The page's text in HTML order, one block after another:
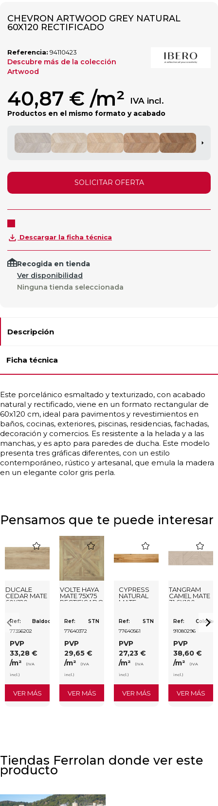
CHEVRON ARTWOOD GREY NATURAL
60X120 RECTIFICADO
Referencia: 94110423
Descubre más de la colección
Artwood
40,87 € /m² IVA incl.
Productos en el mismo formato y acabado
SOLICITAR OFERTA
Descargar la ficha técnica
Recogida en tienda
Ver disponibilidad
Ninguna tienda seleccionada
Descripción
Ficha técnica
Este porcelánico esmaltado y texturizado, con acabado
natural y rectificado, viene en un formato rectangular de
60x120 cm, ideal para pavimentos y revestimientos en
baños, cocinas, exteriores, piscinas, residencias, fachadas,
decoración y comercios. Es resistente a la helada y a las
manchas, y es apto para paredes de ducha. Este modelo
presenta tres gráficas diferentes, con un estilo
contemporáneo, rústico y artesanal, que emula la madera
en un elegante color gris perla.
Pensamos que te puede interesar
DUCALE
CEDAR MATE
60X120
Ref:
77356202
Baldocer
PVP
33,28 €
/m²
(IVA
incl.)
favorite
VER MÁS
VOLTE HAYA
MATE 75X75
RECTIFICADO
Ref:
77640372
STN
PVP
29,65 €
/m²
(IVA
incl.)
favorite
VER MÁS
CYPRESS
NATURAL
MATE
Ref:
77640561
STN
PVP
27,23 €
/m²
(IVA
incl.)
VER MÁS
TANGRAM
CAMEL MATE
31,6X100
Ref:
91080296
Colorker
PVP
38,60 €
/m²
(IVA
incl.)
VER MÁS
Tiendas Ferrolan donde ver este
producto